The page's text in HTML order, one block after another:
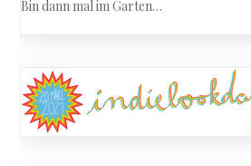
Bin dann mal im Garten…